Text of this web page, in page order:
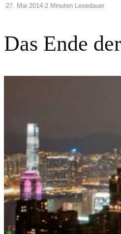
·27. Mai 2014·2 Minuten Lesedauer
Das Ende